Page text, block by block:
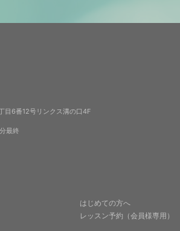
目6番12号リンクス溝の口4F
最終
はじめての方へ
レッスン予約（会員様専用）